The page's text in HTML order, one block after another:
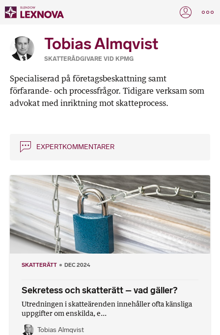
Tobias Almqvist
SKATTERÅDGIVARE VID KPMG
Specialiserad på företagsbeskattning samt
förfarande- och processfrågor. Tidigare verksam som
advokat med inriktning mot skatteprocess.
EXPERTKOMMENTARER
SKATTERÄTT DEC 2024
Sekretess och skatterätt – vad gäller?
Utredningen i skatteärenden innehåller ofta känsliga
uppgifter om enskilda, e...
Tobias Almqvist